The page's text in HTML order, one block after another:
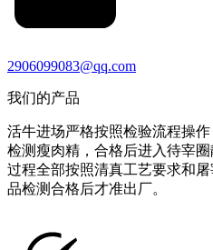
2906099083@qq.com
我们的产品
活牛进场严格按照检验流程操
检测瘦肉精，合格后进入待宰
过程全部按照清真工艺要求和
品检测合格后才准出厂。